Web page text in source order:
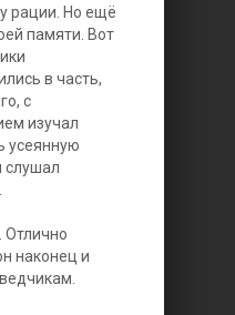
рации. Но ещё
памяти. Вот
в часть,
с
изучал
усеянную
слушал
наконец и